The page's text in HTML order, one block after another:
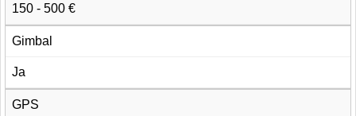
150 - 500 €
Gimbal
Ja
GPS